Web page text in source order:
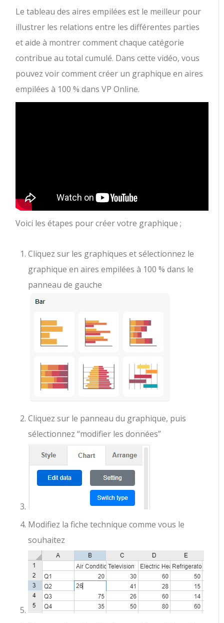
Le tableau des aires empilées est le meilleur pour
illustrer les relations entre les différentes parties
et aide à montrer comment chaque catégorie
contribue au total cumulé. Dans cette vidéo, vous
pouvez voir comment créer un graphique en aires
empilées à 100 % dans VP Online.
Voici les étapes pour créer votre graphique ;
Cliquez sur les graphiques et sélectionnez le
graphique en aires empilées à 100 % dans le
panneau de gauche
Cliquez sur le panneau du graphique, puis
sélectionnez “modifier les données”
Modifiez la fiche technique comme vous le
souhaitez